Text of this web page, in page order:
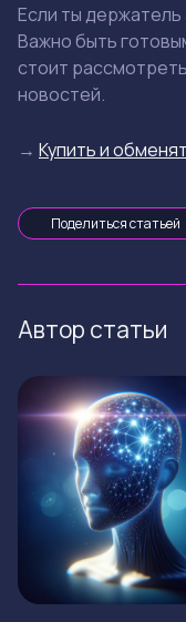
Если ты
Важно быть
стоит
новостей.
→ Купить и
Поделиться статьей
Автор статьи